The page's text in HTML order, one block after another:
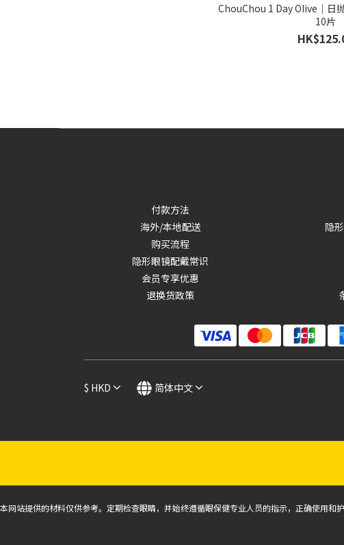
ChouChou 1 Day Olive｜日
10片
付款方法
海外/本地配送
购买流程
隐形眼镜配戴常识
会员专享优惠
退换货政策
隐
$ HKD 简体中文
本网站提供的材料仅供参考。定期检查眼睛，并始终遵循眼保健专业人员的指示，正确使用